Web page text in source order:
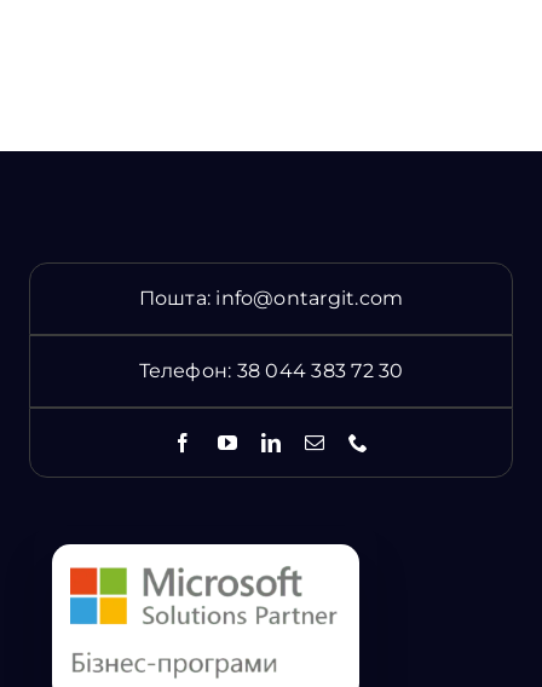
Пошта: info@ontargit.com
Телефон: 38 044 383 72 30